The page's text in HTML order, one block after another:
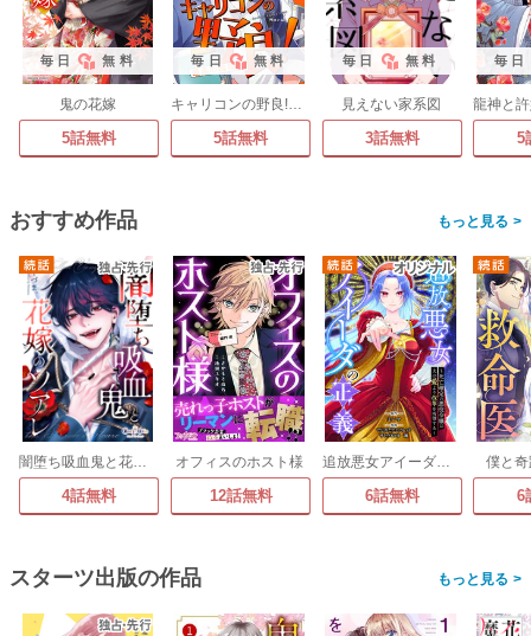
毎日 無料
鬼の花嫁
5話無料
毎日 無料
キャリコンの野良!～最高の職探し～
5話無料
毎日 無料
見えない家系図
3話無料
毎日
5
おすすめ作品 >
闇堕ち吸血鬼と花嫁のソアレ
4話無料
オフィスのホスト様
12話無料
追放悪女アイーダの正義～死亡確定の悪役令嬢は夫の愛より改革を所望する～
6話無料
僕と
6
スターツ出版の作品 >